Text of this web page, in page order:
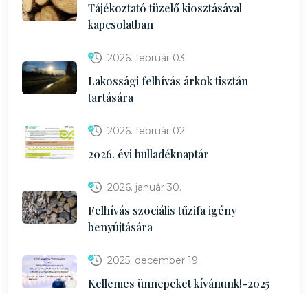
Tájékoztató tüzelő kiosztásával
kapcsolatban
2026. február 03.
Lakossági felhívás árkok tisztán
tartására
2026. február 02.
2026. évi hulladéknaptár
2026. január 30.
Felhívás szociális tűzifa igény
benyújtására
2025. december 19.
Kellemes ünnepeket kívánunk!-2025